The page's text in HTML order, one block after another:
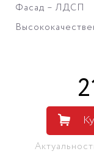
Фасад – ЛДСП